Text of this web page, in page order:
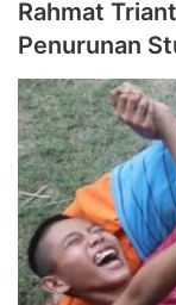
Rahmat
Penurunan